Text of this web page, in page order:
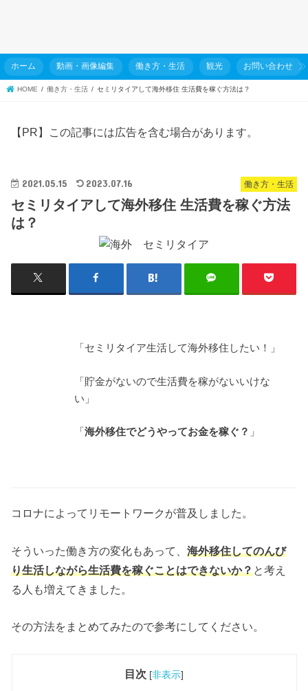
ホーム 動画・画像編集 働き方・生活 観光 お問い合わせ
HOME 働き方・生活 セミリタイアして海外移住 生活費を稼ぐ方法は？
【PR】この記事には広告を含む場合があります。
働き方・生活
2021.05.15 2023.07.16
セミリタイアして海外移住 生活費を稼ぐ方法
は？
「セミリタイア生活して海外移住したい！」
「貯金がないので生活費を稼がないいけな
い」
「海外移住でどうやってお金を稼ぐ？ 」
コロナによってリモートワークが普及しました。
そういった働き方の変化もあって、海外移住してのんび
り生活しながら生活費を稼ぐことはできないか？ と考え
る人も増えてきました。
その方法をまとめてみたので参考にしてください。
目次 [非表示]